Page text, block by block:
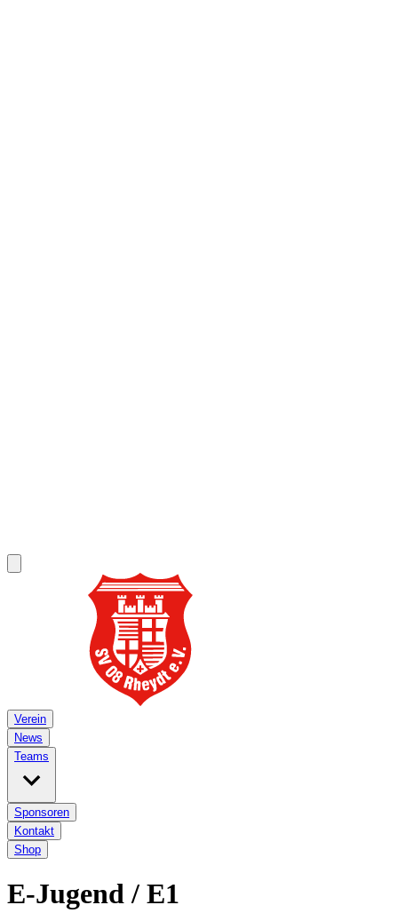
Verein
News
Teams
Sponsoren
Kontakt
Shop
E-Jugend / E1